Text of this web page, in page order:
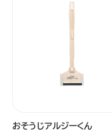
おそうじアルジーくん